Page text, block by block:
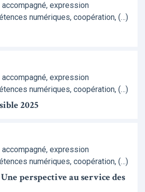
expression
numériques, coopération, (…)
expression
numériques, coopération, (…)
2025
expression
numériques, coopération, (…)
perspective au service des